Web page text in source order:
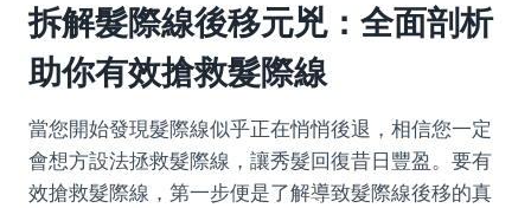
拆解髮際線後移元兇：全面剖析
助你有效搶救髮際線
當您開始發現髮際線似乎正在悄悄後退，相信您一定
會想方設法拯救髮際線，讓秀髮回復昔日豐盈。要有
效搶救髮際線，第一步便是了解導致髮際線後移的真